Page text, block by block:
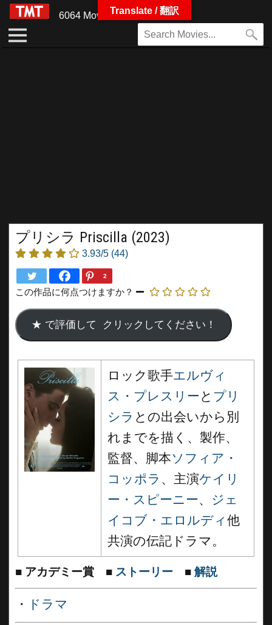
6064 Movies
プリシラ Priscilla (2023)
3.93/5 (44)
2
この作品に何点つけますか？
ロック歌手エルヴィ
ス・プレスリーと プリ
シラ との出会いから別
れまでを描く、製作、
監督、脚本ソフィア・
コッポラ 、主演ケイリ
ー・スピーニー、 ジェ
イコブ・エロルディ 他
共演の伝記ドラマ。
■ アカデミー賞 ■ ストーリー ■ 解説
・ ドラマ
Translate / 翻訳